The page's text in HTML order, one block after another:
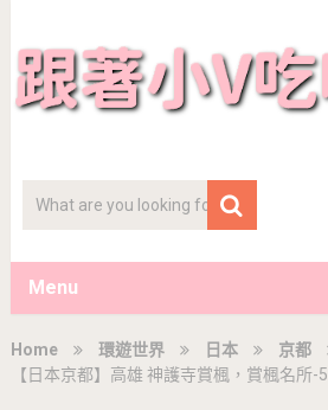
Menu
Home 環遊世界 日本 京都
【日本京都】高雄 神護寺賞楓，賞楓名所-5